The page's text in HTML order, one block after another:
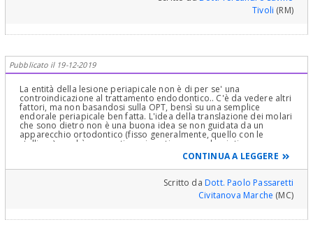
"PARODONTALE" e ci metta Odontoiatrica completa", è la stessa
Tivoli (RM)
Pubblicato il 19-12-2019
La entità della lesione periapicale non è di per se' una
controindicazione al trattamento endodontico.. C'è da vedere altri
fattori, ma non basandosi sulla OPT, bensì su una semplice
endorale periapicale ben fatta. L'idea della translazione dei molari
che sono dietro non è una buona idea se non guidata da un
apparecchio ortodontico (fisso generalmente, quello con le
stelline..) perchè se questi movimenti vengono lasciati
all'andamento spontaneo, si inclineranno pericolosamente e
verranno persi dopo qualche decennio, ma ancora in età
giovanile. E la masticazione da quel lato sarà inefficiente e lei
privilegiando per tanti anni il lato opposto, finirà con danneggiare
anche l'altro lato. Consiglierei di verificare se davvero il recupero è
impossibile. Mi permetto di consigliarle il dr. Petti, che reperisce in
CONTINUA A LEGGERE
Scritto daDott. Paolo Passaretti
Civitanova Marche (MC)